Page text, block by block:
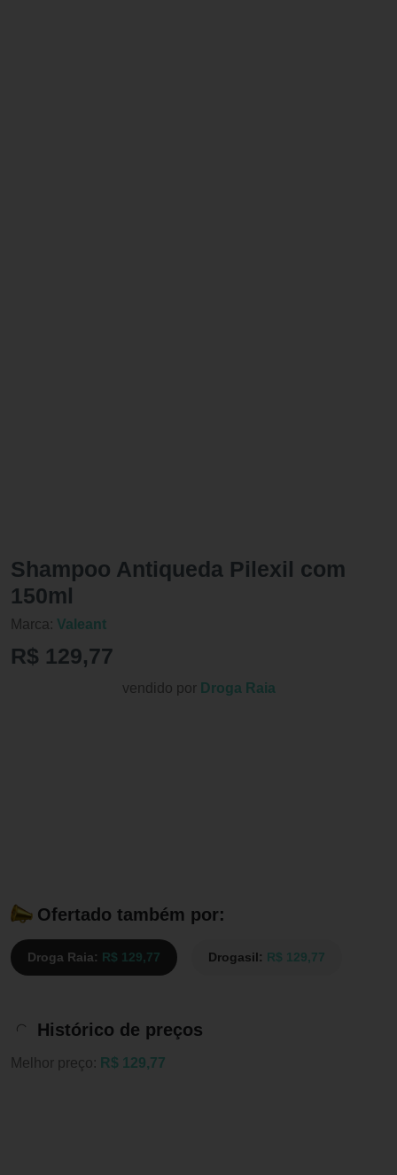
Shampoo Antiqueda Pilexil com
150ml
Marca: Valeant
R$ 129,77
vendido por Droga Raia
Ofertado também por:
Droga Raia: R$ 129,77 Drogasil: R$ 129,77
Histórico de preços
Melhor preço: R$ 129,77